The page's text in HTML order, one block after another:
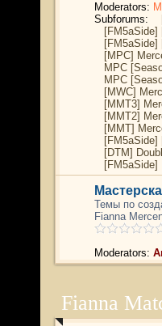
Moderators:
Subforums:
[FM5aSide]
[FM5aSide]
[MPC]
MPC
MPC
[MWC]
[MMT3]
[MMT2]
[MMT]
[FM5aSide]
[DTM]
[FM5aSide]
Темы по
Fianna
Moderators:
Fianna